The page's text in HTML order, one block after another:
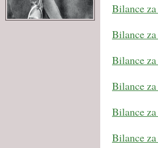
Bilance
Bilance
Bilance
Bilance
Bilance
Bilance